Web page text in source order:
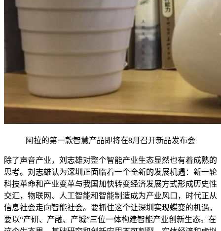
阿拉的第一款智慧产品即将在8月召开新品发布会
除了声音产业，刘志雄对整个智能产业生态显然也有着成熟的
思考。刘志雄认为深圳正面临着一个全新的发展机遇：新一轮
科技革命和产业变革与我国加快转变经济发展方式形成历史性
交汇，物联网、人工智能和智能制造成为产业风口，时代正从
信息社会走向智能社会。要抓住这个让深圳实现蝶变的机遇，
要以“产研、产融、产城”三位一体构建智能产业创新生态。在